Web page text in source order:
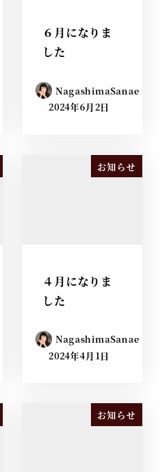
６月になりま
した
NagashimaSanae
2024年6月2日
お知らせ
４月になりま
した
NagashimaSanae
2024年4月1日
お知らせ